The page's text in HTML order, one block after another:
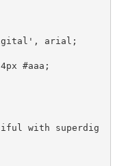
arial;
#aaa;